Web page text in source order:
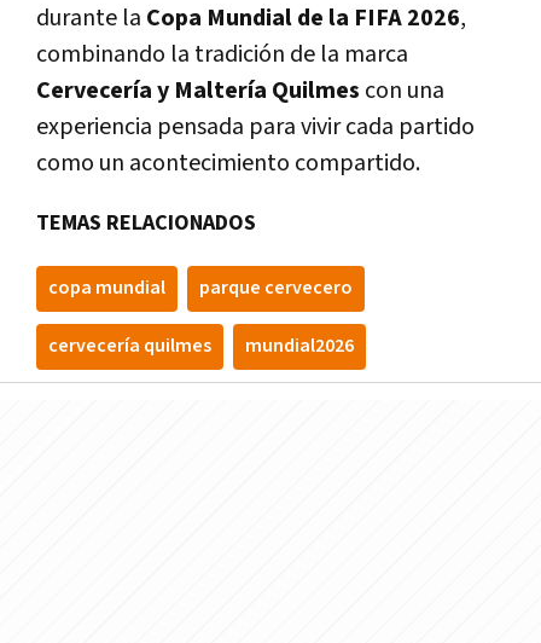
durante la Copa Mundial de la FIFA 2026,
combinando la tradición de la marca
Cervecería y Maltería Quilmes con una
experiencia pensada para vivir cada partido
como un acontecimiento compartido.
TEMAS RELACIONADOS
copa mundial parque cervecero
cervecería quilmes mundial2026